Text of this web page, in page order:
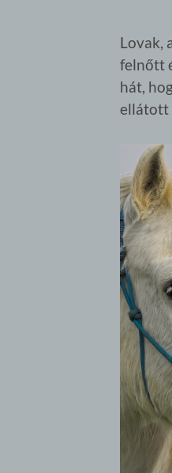
Lovak,
felnőtt
hát,
ellátott